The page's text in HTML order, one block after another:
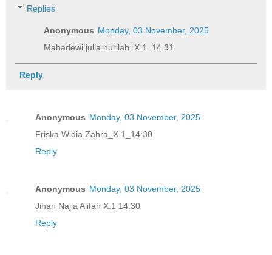
Replies
Anonymous Monday, 03 November, 2025
Mahadewi julia nurilah_X.1_14.31
Reply
Anonymous Monday, 03 November, 2025
Friska Widia Zahra_X.1_14:30
Reply
Anonymous Monday, 03 November, 2025
Jihan Najla Alifah X.1 14.30
Reply